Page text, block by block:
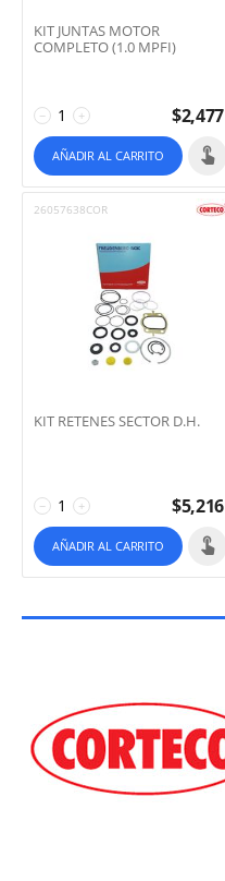
KIT JUNTAS MOTOR
COMPLETO (1.0 MPFI)
+
− $2,477
AÑADIR AL CARRITO
26057638COR
KIT RETENES SECTOR D.H.
+
− $5,216
AÑADIR AL CARRITO